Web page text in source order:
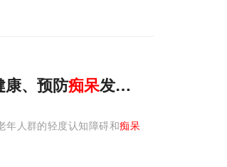
康、预防痴呆发生、减缓
年人群的轻度认知障碍和痴呆